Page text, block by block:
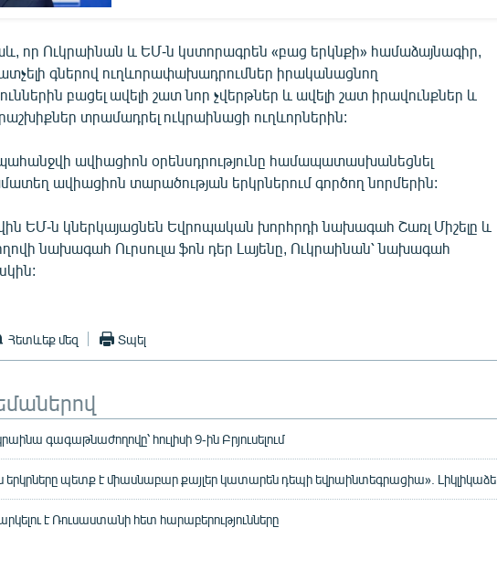
որ Ուկրաինան և ԵՄ-ն կստորագրեն «բաց երկնքի» համաձայնագիր,
գներով ուղևորափախադրումներ իրականացնող
բացել ավելի շատ նոր չվերթներ և ավելի շատ իրավունքներ և
տրամադրել ուկրաինացի ուղևորներին:
ավիացիոն օրենսդրությունը համապատասխանեցնել
ավիացիոն տարածության երկրներում գործող նորմերին:
ԵՄ-ն կներկայացնեն Եվրոպական խորհրդի նախագահ Շառլ Միշելը և
նախագահ Ուրսուլա ֆոն դեր Լայենը, Ուկրաինան՝ նախագահ
Հետևեք մեզ Տպել
գագաթնաժողովը՝ հուլիսի 9-ին Բրյուսելում
երկրները պետք է միասնաբար քայլեր կատարեն դեպի եվրաինտեգրացիա». Լիկլիկաձե
է Ռուսաստանի հետ հարաբերությունները